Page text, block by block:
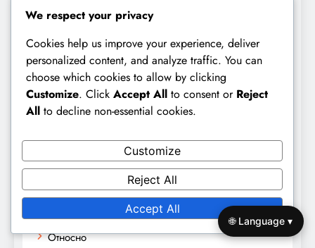
Япония U-20: Защитна
устойчивост, Игра при
преход, Влияние на ключови
играчи
Администратор 4 months ago
0
Връзки
Цялото съдържание
Относно
We respect your privacy
Cookies help us improve your experience, deliver
personalized content, and analyze traffic. You can
choose which cookies to allow by clicking
Customize. Click Accept All to consent or Reject
All to decline non-essential cookies.
Customize
Reject All
Accept All
🌐 Language ▾